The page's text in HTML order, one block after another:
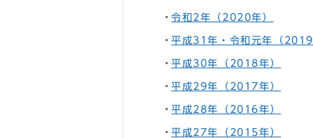
令和2年（2020年）
平成31年・令和元年（2019
平成30年（2018年）
平成29年（2017年）
平成28年（2016年）
平成27年（2015年）